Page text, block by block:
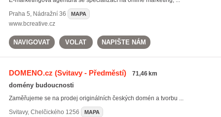
Praha 5, Nádražní 36 MAPA
www.bcreative.cz
NAVIGOVAT VOLAT NAPIŠTE NÁM
DOMENO.cz (Svitavy - Předměstí) 71,46 km
domény budoucnosti
Zaměřujeme se na prodej originálních českých domén a tvorbu ...
Svitavy, Chelčického 1256 MAPA